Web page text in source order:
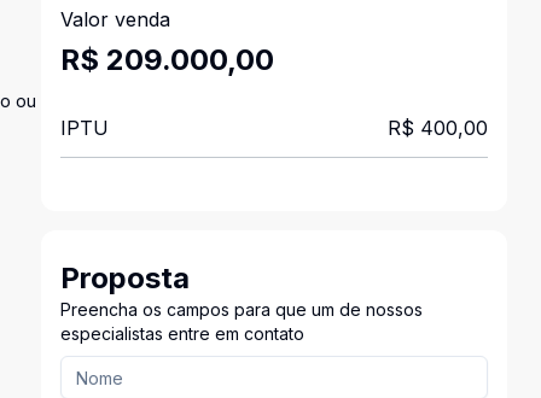
ou
Valor venda
R$ 209.000,00
IPTU R$ 400,00
Proposta
Preencha os campos para que um de nossos
especialistas entre em contato